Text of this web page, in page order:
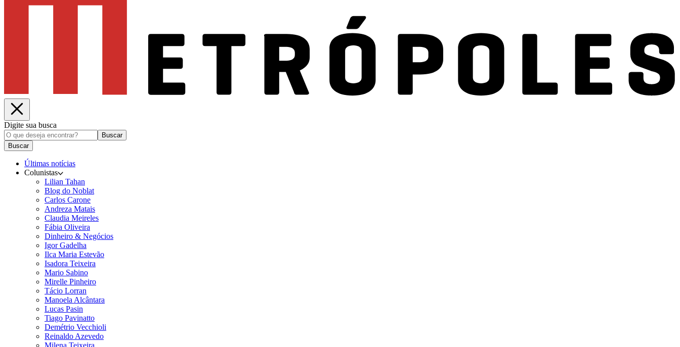
Digite sua busca
Buscar
Buscar
Últimas notícias
Colunistas
Lilian Tahan
Blog do Noblat
Carlos Carone
Andreza Matais
Claudia Meireles
Fábia Oliveira
Dinheiro & Negócios
Igor Gadelha
Ilca Maria Estevão
Isadora Teixeira
Mario Sabino
Mirelle Pinheiro
Tácio Lorran
Manoela Alcântara
Lucas Pasin
Tiago Pavinatto
Demétrio Vecchioli
Reinaldo Azevedo